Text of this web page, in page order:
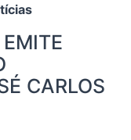
CARLOS